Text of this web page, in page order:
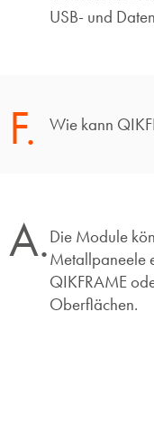
USB- und
F. Wie kann
A.Die Module
Metallpaneele
QIKFRAME
Oberflächen.